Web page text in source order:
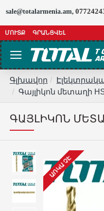
sale@totalarmenia.am,
ՄՈՒՏՔ ԳՐԱՆՑՎԵԼ
Գլխավոր
Գայլիկոն մետաղի
ԳԱՅԼԻԿՈՆ
ԱՌԿԱ ՉԷ